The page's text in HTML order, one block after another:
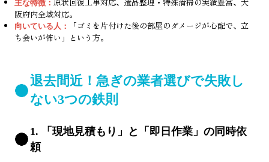
主な特徴：
阪府内全域対応。
向いている人：
「ゴミを片付けた後の部屋のダメージが心配で、立
ち会いが怖い」という方。
退去間近！急ぎの業者選びで失敗し
ない3つの鉄則
1. 「現地見積もり」と「即日作業」の同時依
頼